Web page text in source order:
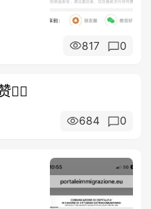
817 0
684 0